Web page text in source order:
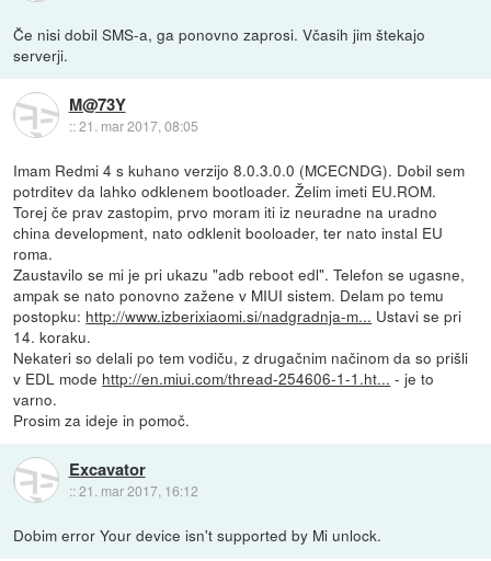
Če nisi dobil SMS-a, ga ponovno zaprosi. Včasih jim štekajo
serverji.
M@73Y
::21. mar 2017, 08:05
Imam Redmi 4 s kuhano verzijo 8.0.3.0.0 (MCECNDG). Dobil sem
potrditev da lahko odklenem bootloader. Želim imeti EU.ROM.
Torej če prav zastopim, prvo moram iti iz neuradne na uradno
china development, nato odklenit booloader, ter nato instal EU
roma.
Zaustavilo se mi je pri ukazu "adb reboot edl". Telefon se ugasne,
ampak se nato ponovno zažene v MIUI sistem. Delam po temu
postopku: http://www.izberixiaomi.si/nadgradnja-m... Ustavi se pri
14. koraku.
Nekateri so delali po tem vodiču, z drugačnim načinom da so prišli
v EDL mode http://en.miui.com/thread-254606-1-1.ht... - je to
varno.
Prosim za ideje in pomoč.
Excavator
::21. mar 2017, 16:12
Dobim error Your device isn't supported by Mi unlock.